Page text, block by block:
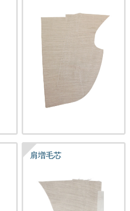
肩増毛芯